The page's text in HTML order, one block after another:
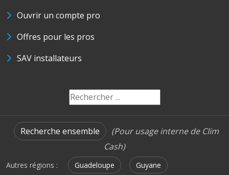
Ouvrir un compte pro
Offres pour les pros
SAV installateurs
Recherche ensemble
(Pour usage interne de Clim
Cash)
Autres régions : Guadeloupe Guyane